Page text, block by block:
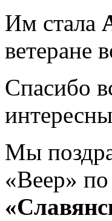
Им стала
ветеране
Спасибо
Мы
«Веер» по